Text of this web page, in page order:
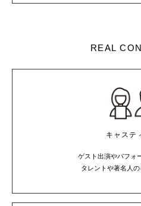
REAL
キャステ
ゲスト出演やパフォ
タレントや著名人